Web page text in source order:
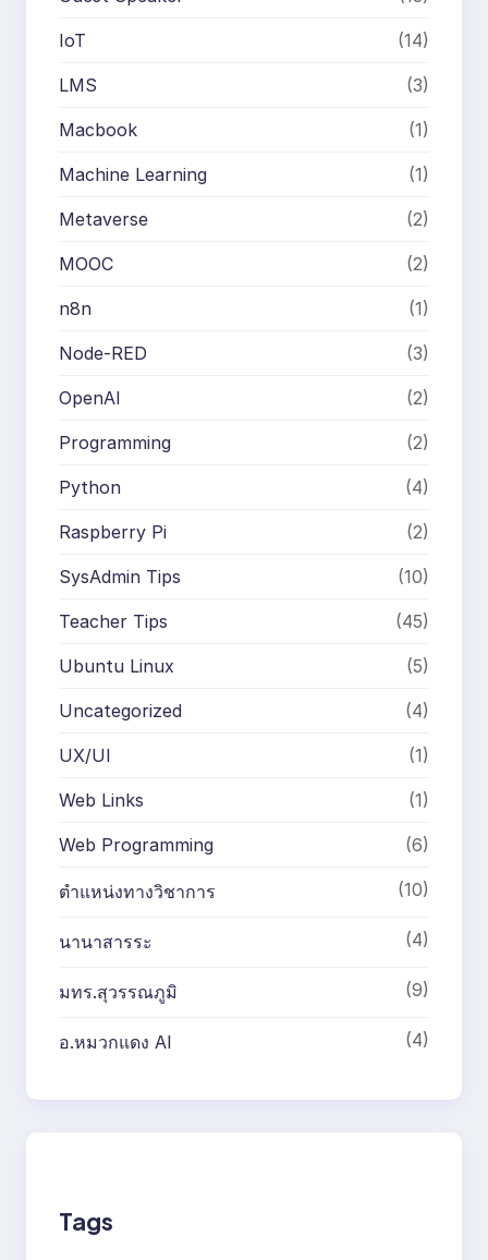
IoT (14)
LMS (3)
Macbook (1)
Machine Learning (1)
Metaverse (2)
MOOC (2)
n8n (1)
Node-RED (3)
OpenAI (2)
Programming (2)
Python (4)
Raspberry Pi (2)
SysAdmin Tips (10)
Teacher Tips (45)
Ubuntu Linux (5)
Uncategorized (4)
UX/UI (1)
Web Links (1)
Web Programming (6)
ตำแหน่งทางวิชาการ (10)
นานาสารระ (4)
มทร.สุวรรณภูมิ (9)
อ.หมวกแดง AI (4)
Tags